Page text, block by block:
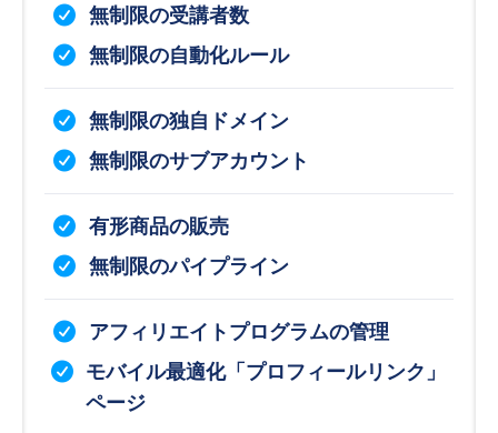
無制限の受講者数
無制限の自動化ルール
無制限の独自ドメイン
無制限のサブアカウント
有形商品の販売
無制限のパイプライン
アフィリエイトプログラムの管理
モバイル最適化「プロフィールリンク」
ページ